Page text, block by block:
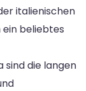
italienischen
ein beliebtes
sind die langen